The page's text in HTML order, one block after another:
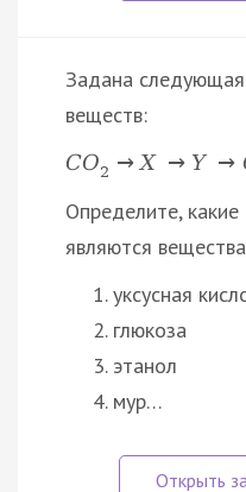
Задана
веществ:
CO2 → X → Y →
Определите,
являются
уксусная
глюкоза
этанол
мур…